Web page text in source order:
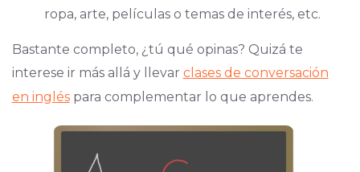
ropa, arte, películas o temas de interés, etc.
Bastante completo, ¿tú qué opinas? Quizá te
interese ir más allá y llevar clases de conversación
en ingléspara complementar lo que aprendes.